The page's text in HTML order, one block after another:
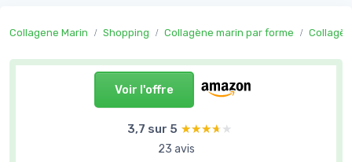
Collagene Marin Shopping Collagène marin par forme
Voir l'offre
3,7 sur 5 ★★★★★
★★★★★
23 avis